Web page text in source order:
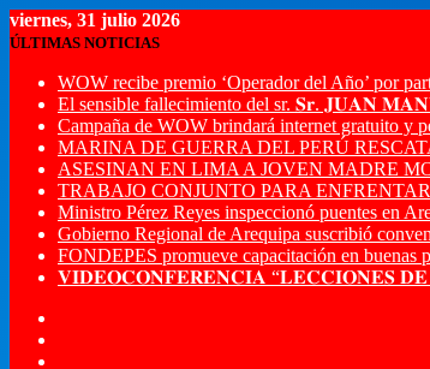
viernes, 31 julio 2026
ÚLTIMAS NOTICIAS
WOW recibe premio ‘Operador del Año’ por
El sensible fallecimiento del sr. 𝐒𝐫. 𝐉𝐔𝐀𝐍
Campaña de WOW brindará internet gratuito y
MARINA DE GUERRA DEL PERÚ
ASESINAN EN LIMA A JOVEN MADRE
TRABAJO CONJUNTO PARA
Ministro Pérez Reyes inspeccionó puentes en
Gobierno Regional de Arequipa suscribió
FONDEPES promueve capacitación en buenas
𝐕𝐈𝐃𝐄𝐎𝐂𝐎𝐍𝐅𝐄𝐑𝐄𝐍𝐂𝐈𝐀 “𝐋𝐄𝐂𝐂𝐈𝐎𝐍𝐄𝐒